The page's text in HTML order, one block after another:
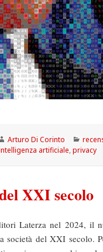
Autore
Arturo Di Corinto
artificiale,privacy
XXI secolo
Laterza nel 2024, il
società del XXI secolo.